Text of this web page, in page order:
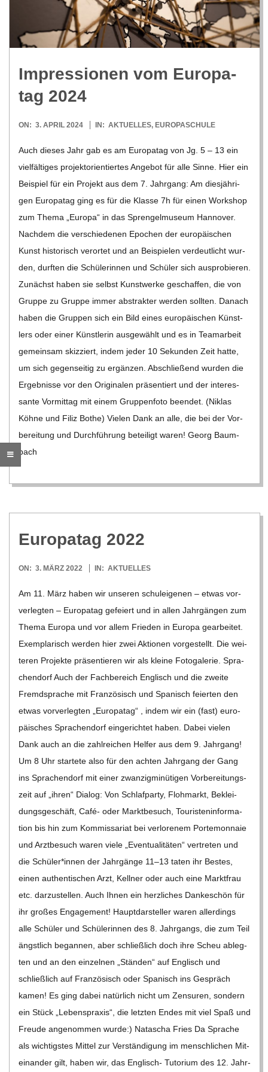
R
E
-
G
O
L
D
S
C
H
M
D
T
-
S
C
H
U
L
E
Impres­sio­nen vom Euro­pa­
tag 2024
2024-
ON: 3. APRIL 2024 IN: AKTUELLES, EUROPASCHULE
Auch die­ses Jahr gab es am Euro­pa­tag von Jg. 5 – 13 ein
viel­fäl­ti­ges pro­jekt­ori­en­tier­tes Ange­bot für alle Sinne. Hier ein
Bei­spiel für ein Pro­jekt aus dem 7. Jahr­gang: Am dies­jäh­ri­
gen Euro­pa­tag ging es für die Klasse 7h für einen Work­shop
zum Thema „Europa“ in das Spren­gel­mu­seum Han­no­ver.
Nach­dem die ver­schie­de­nen Epo­chen der euro­päi­schen
Kunst his­to­risch ver­or­tet und an Bei­spie­len ver­deut­licht wur­
den, durf­ten die Schü­le­rin­nen und Schü­ler sich aus­pro­bie­ren.
Zunächst haben sie selbst Kunst­werke geschaf­fen, die von
Gruppe zu Gruppe immer abs­trak­ter wer­den soll­ten. Danach
haben die Grup­pen sich ein Bild eines euro­päi­schen Künst­
lers oder einer Künst­le­rin aus­ge­wählt und es in Team­ar­beit
gemein­sam skiz­ziert, indem jeder 10 Sekun­den Zeit hatte,
um sich gegen­sei­tig zu ergän­zen. Abschlie­ßend wur­den die
Ergeb­nisse vor den Ori­gi­na­len prä­sen­tiert und der inter­es­
sante Vor­mit­tag mit einem Grup­pen­foto been­det. (Niklas
Köhne und Filiz Bothe) Vie­len Dank an alle, die bei der Vor­
be­rei­tung und Durch­füh­rung betei­ligt waren! Georg Baum­
bach
Euro­pa­tag 2022
2022-
ON: 3. MÄRZ 2022 IN: AKTUELLES
Am 11. März haben wir unse­ren schul­ei­ge­nen – etwas vor­
ver­leg­ten – Euro­pa­tag gefei­ert und in allen Jahr­gän­gen zum
Thema Europa und vor allem Frie­den in Europa gear­bei­tet.
Exem­pla­risch wer­den hier zwei Aktio­nen vor­ge­stellt. Die wei­
te­ren Pro­jekte prä­sen­tie­ren wir als kleine Foto­ga­le­rie. Spra­
chen­dorf Auch der Fach­be­reich Eng­lisch und die zweite
Fremd­spra­che mit Fran­zö­sisch und Spa­nisch fei­er­ten den
etwas vor­ver­leg­ten „Euro­pa­tag“ , indem wir ein (fast) euro­
päi­sches Spra­chen­dorf ein­ge­rich­tet haben. Dabei vie­len
Dank auch an die zahl­rei­chen Hel­fer aus dem 9. Jahr­gang!
Um 8 Uhr star­tete also für den ach­ten Jahr­gang der Gang
ins Spra­chen­dorf mit einer zwan­zig­mi­nü­ti­gen Vor­be­rei­tungs­
zeit auf „ihren“ Dia­log: Von Schlaf­party, Floh­markt, Beklei­
dungs­ge­schäft, Café- oder Markt­be­such, Tou­ris­ten­in­for­ma­
tion bis hin zum Kom­mis­sa­riat bei ver­lo­re­nem Porte­mon­naie
und Arzt­be­such waren viele „Even­tua­li­tä­ten“ ver­tre­ten und
die Schüler*innen der Jahr­gänge 11–13 taten ihr Bes­tes,
einen authen­ti­schen Arzt, Kell­ner oder auch eine Markt­frau
etc. dar­zu­stel­len. Auch Ihnen ein herz­li­ches Dan­ke­schön für
ihr gro­ßes Enga­ge­ment! Haupt­dar­stel­ler waren aller­dings
alle Schü­ler und Schü­le­rin­nen des 8. Jahr­gangs, die zum Teil
ängst­lich began­nen, aber schließ­lich doch ihre Scheu ableg­
ten und an den ein­zel­nen „Stän­den“ auf Eng­lisch und
schließ­lich auf Fran­zö­sisch oder Spa­nisch ins Gespräch
kamen! Es ging dabei natür­lich nicht um Zen­su­ren, son­dern
ein Stück „Lebens­pra­xis“, die letz­ten Endes mit viel Spaß und
Freude ange­nom­men wurde:) Nata­scha Fries Da Spra­che
als wich­tigs­tes Mit­tel zur Ver­stän­di­gung im mensch­li­chen Mit­
ein­an­der gilt, haben wir, das Eng­­lisch- Tuto­rium des 12. Jahr­